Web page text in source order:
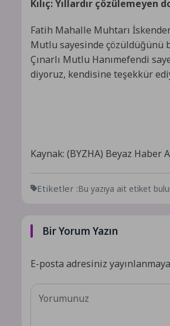
Kılıç: Yıllardır çözülemeyen
Fatih Mahalle Muhtarı
Mutlu sayesinde çözüldüğünü
Çınarlı Mutlu Hanımefendi
diyoruz, kendisine teşekkür
Kaynak: (BYZHA) Beyaz Haber
Etiketler :Bu yazıya ait etiket
Bir Yorum Yazın
E-posta adresiniz